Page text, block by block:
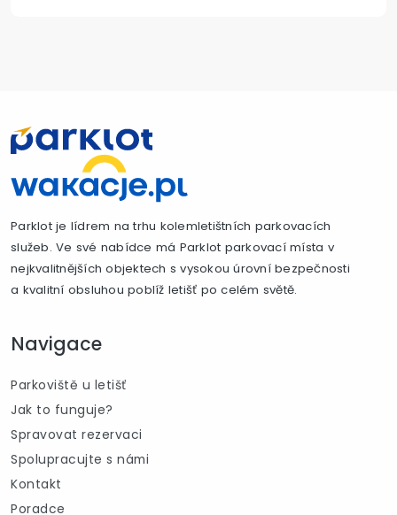
Parklot je lídrem na trhu kolemletištních parkovacích
služeb. Ve své nabídce má Parklot parkovací místa v
nejkvalitnějších objektech s vysokou úrovní bezpečnosti
a kvalitní obsluhou poblíž letišť po celém světě.
Navigace
Parkoviště u letišť
Jak to funguje?
Spravovat rezervaci
Spolupracujte s námi
Kontakt
Poradce